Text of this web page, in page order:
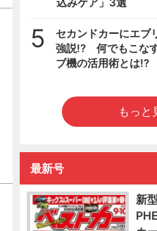
5
セカンドカーにエブ
強説!? 何でもこな
ブ機の活用術とは!?
もっと
最新号
新